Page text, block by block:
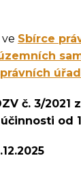
Sbírce
č. 3/2021
od